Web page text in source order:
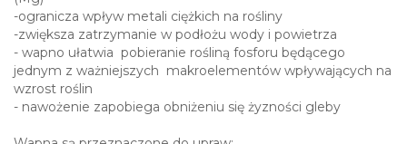
Wszystkie wapna zakupione w naszej firmie spełniają
warunki "Ogólnopolskiego programu regeneracji
środowiskowej gleb poprzez ich wapnowanie"
Nasza firma spełnia wymagania DOFINANSOWANIA
Nasze wapno posiada ATEST!!!